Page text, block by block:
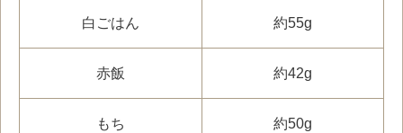
白ごはん 約55g
赤飯 約42g
もち 約50g